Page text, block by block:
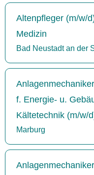
Altenpfleger (m/w/
Medizin
Bad Neustadt an der
f. Energie- u.
Kältetechnik (m/w/
Marburg